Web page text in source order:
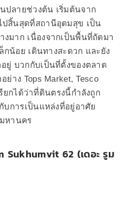
ปลายช่วงต้น เริ่มต้นจาก
สิ้นสุดที่สถานีอุดมสุข เป็น
งมาก เนื่องจากเป็นพื้นที่ถัดมา
ล็กน้อย เดินทางสะดวก และยัง
ยู่ บวกกับเป็นที่ตั้งของตลาด
าง Tops Market, Tesco
ยกได้ว่าที่ดินตรงนี้กำลังถูก
บการเป็นแหล่งที่อยู่อาศัย
หานคร
Sukhumvit 62 (เดอะ รูม